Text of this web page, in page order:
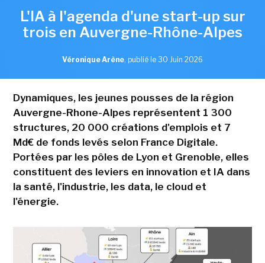
L'IA à l'agenda d'une start-up sur
trois en Auvergne-Rhône-Alpes
Véronique Arène, publié le 30 Juin 2026
Dynamiques, les jeunes pousses de la région
Auvergne-Rhone-Alpes représentent 1 300
structures, 20 000 créations d'emplois et 7
Md€ de fonds levés selon France Digitale.
Portées par les pôles de Lyon et Grenoble, elles
constituent des leviers en innovation et IA dans
la santé, l'industrie, les data, le cloud et
l'énergie.